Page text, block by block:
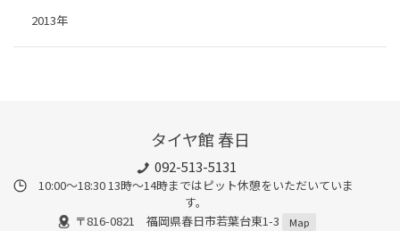
2013年
タイヤ館 春日
092-513-5131
10:00～18:30 13時〜14時まではピット休憩をいただいていま
す。
〒816-0821 福岡県春日市若葉台東1-3
Map